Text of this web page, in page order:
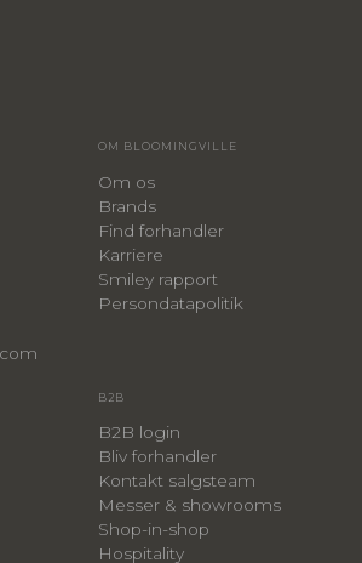
OM BLOOMINGVILLE
Om os
Brands
Find forhandler
Karriere
Smiley rapport
Persondatapolitik
B2B
B2B login
Bliv forhandler
Kontakt salgsteam
Messer & showrooms
Shop-in-shop
Hospitality